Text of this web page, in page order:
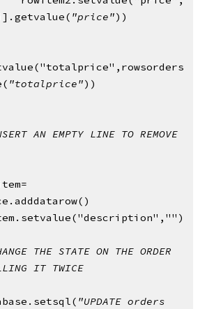
"price"))
"totalprice"))
AN EMPTY LINE TO REMOVE
rowitem.setvalue("description","")
THE STATE ON THE ORDER
IT TWICE
"UPDATE orders